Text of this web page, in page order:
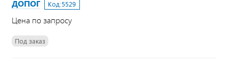
ДОПОГ
Код:5529
Цена по запросу
Под заказ